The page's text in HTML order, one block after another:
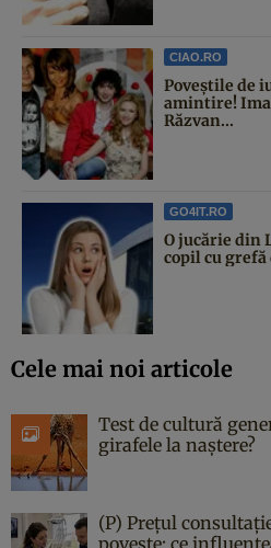
CIAO.RO
Poveştile de
amintire!
Răzvan...
GO4IT.RO
O jucărie din
copil cu grefă
Cele mai noi articole
Test de cultură
girafele la naștere?
(P) Prețul